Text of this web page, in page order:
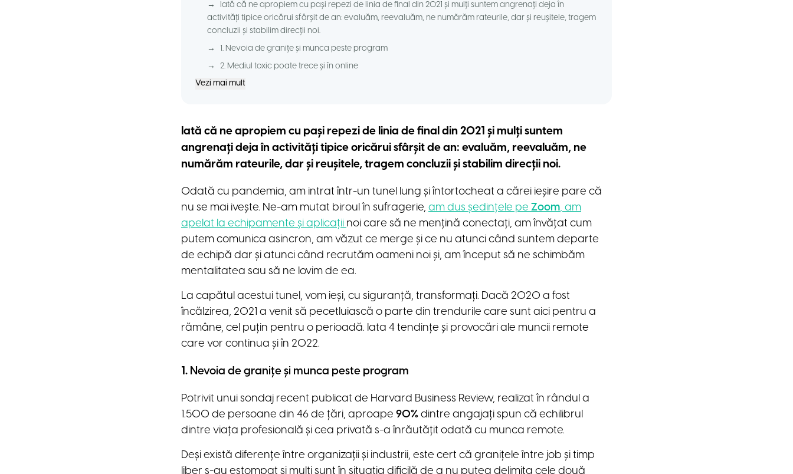
→
Iată că ne apropiem cu pași repezi de linia de final din 2021 și mulți suntem angrenați deja în
activități tipice oricărui sfârșit de an: evaluăm, reevaluăm, ne numărăm rateurile, dar și reușitele, tragem
concluzii și stabilim direcții noi.
→
1. Nevoia de granițe și munca peste program
→
2. Mediul toxic poate trece și în online
Vezi mai mult
Iată că ne apropiem cu pași repezi de linia de final din 2021 și mulți suntem
angrenați deja în activități tipice oricărui sfârșit de an: evaluăm, reevaluăm, ne
numărăm rateurile, dar și reușitele, tragem concluzii și stabilim direcții noi.
Odată cu pandemia, am intrat într-un tunel lung și întortocheat a cărei ieșire pare că
nu se mai ivește. Ne-am mutat biroul în sufragerie, am dus ședințele pe Zoom, am
apelat la echipamente și aplicații noi care să ne mențină conectați, am învățat cum
putem comunica asincron, am văzut ce merge și ce nu atunci când suntem departe
de echipă dar și atunci când recrutăm oameni noi și, am început să ne schimbăm
mentalitatea sau să ne lovim de ea.
La capătul acestui tunel, vom ieși, cu siguranță, transformați. Dacă 2020 a fost
încălzirea, 2021 a venit să pecetluiască o parte din trendurile care sunt aici pentru a
rămâne, cel puțin pentru o perioadă. Iata 4 tendințe și provocări ale muncii remote
care vor continua și în 2022.
1. Nevoia de granițe și munca peste program
Potrivit unui sondaj recent publicat de Harvard Business Review, realizat în rândul a
1.500 de persoane din 46 de țări, aproape 90% dintre angajați spun că echilibrul
dintre viața profesională și cea privată s-a înrăutățit odată cu munca remote.
Deși există diferențe între organizații și industrii, este cert că granițele între job și timp
liber s-au estompat și mulți sunt în situația dificilă de a nu putea delimita cele două